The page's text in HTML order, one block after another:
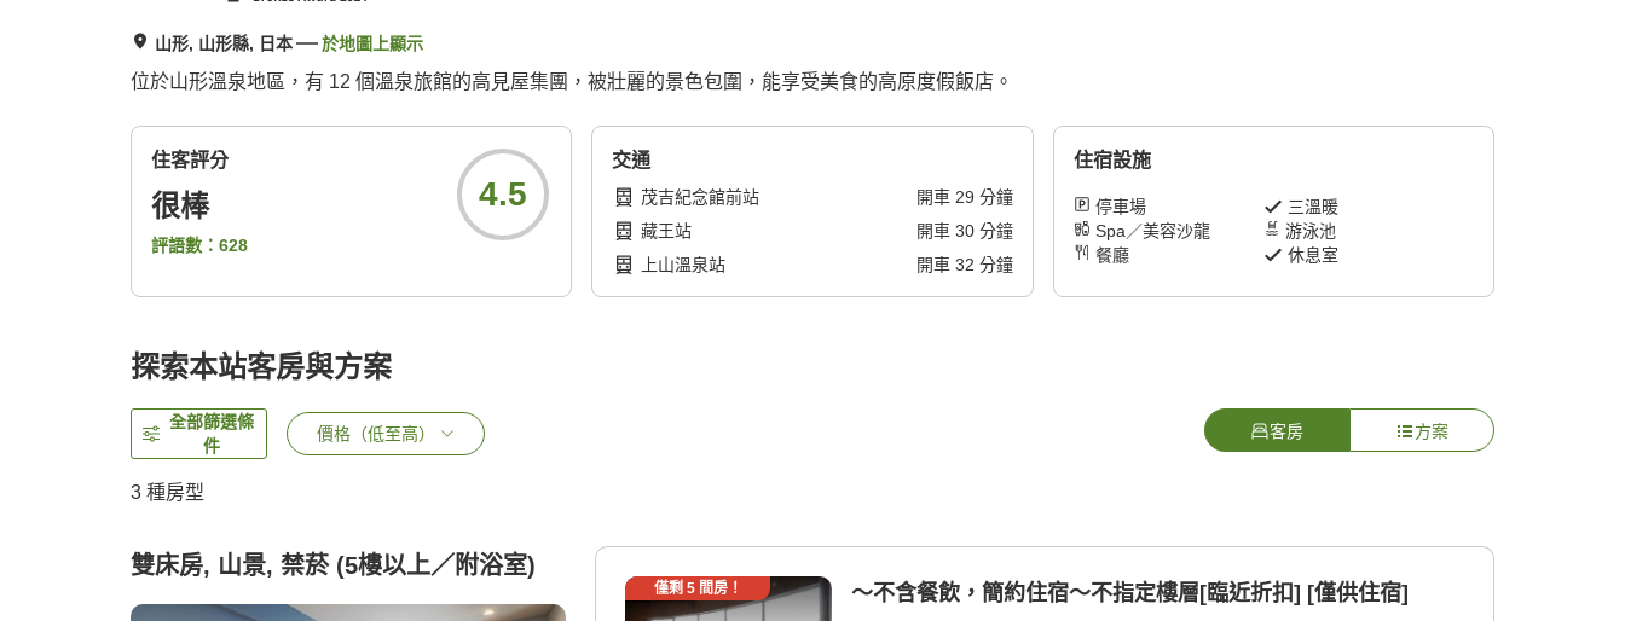
山形, 山形縣, 日本 於地圖上顯示
位於山形溫泉地區，有 12 個溫泉旅館的高見屋集團，被壯麗的景色包圍，能享受美食的高原度假飯店。
住客評分
很棒
評語數： 628
4.5
交通
茂吉紀念館前站 開車 29 分鐘
藏王站
開車 30分鐘
上山溫泉站
開車 32 分鐘
住宿設施
停車場
三溫暖
Spa／美容沙龍
游泳池
餐廳
休息室
探索本站客房與方案
全部篩選條
件
價格（低至高） 客房 方案
3 種房型
雙床房, 山景, 禁菸 (5樓以上／附浴室)
僅剩 5間房！ ～不含餐飲，簡約住宿～不指定樓層[臨近折扣] [僅供住宿]